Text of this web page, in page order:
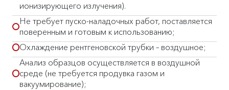
Анализ образцов осуществляется в воздушной
среде (не требуется продувка газом и
вакуумирование);
Охлаждение рентгеновской трубки – воздушное;
Не требует пуско-наладочных работ, поставляется
поверенным и готовым к использованию;
ионизирующего излучения).